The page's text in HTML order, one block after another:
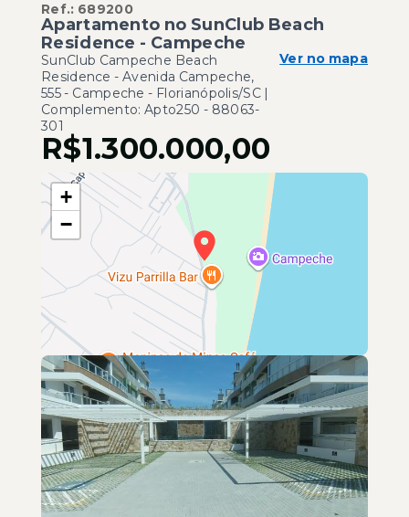
Ref.: 689200
Apartamento no SunClub Beach
Residence - Campeche
SunClub Campeche Beach
Residence -Avenida Campeche,
555 - Campeche - Florianópolis/SC |
Complemento: Apto250 - 88063-
301
Ver no mapa
R$1.300.000,00
+
−
Leaflet